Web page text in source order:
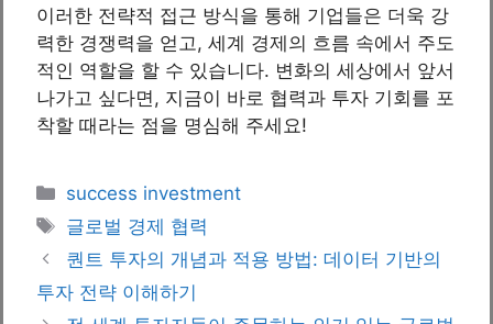
이러한 전략적 접근 방식을 통해 기업들은 더욱 강
력한 경쟁력을 얻고, 세계 경제의 흐름 속에서 주도
적인 역할을 할 수 있습니다. 변화의 세상에서 앞서
나가고 싶다면, 지금이 바로 협력과 투자 기회를 포
착할 때라는 점을 명심해 주세요!
Categories
success investment
Tags
글로벌 경제 협력
퀀트 투자의 개념과 적용 방법: 데이터 기반의
투자 전략 이해하기